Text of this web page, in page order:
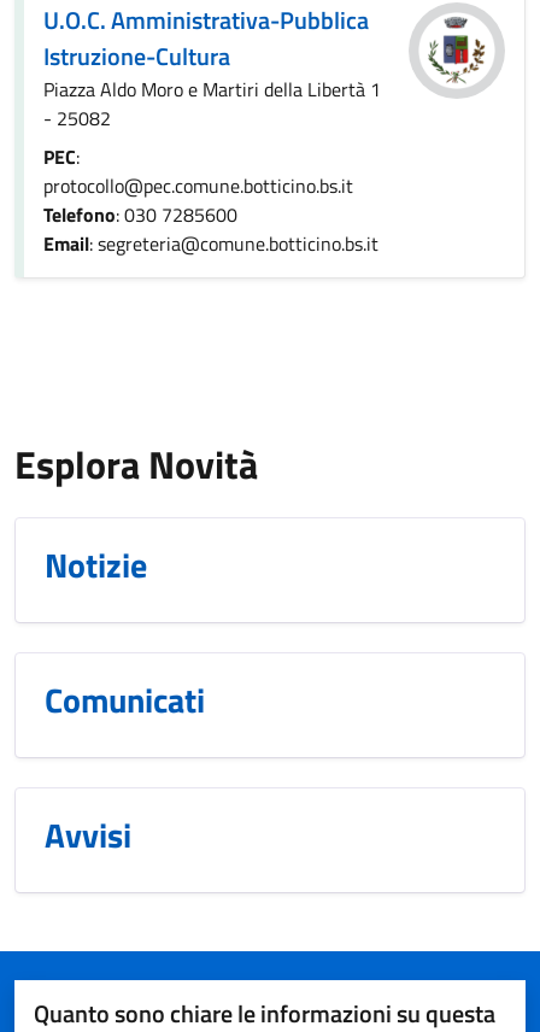
U.O.C. Amministrativa-Pubblica
Istruzione-Cultura
Piazza Aldo Moro e Martiri della Libertà 1
- 25082
PEC:
protocollo@pec.comune.botticino.bs.it
Telefono: 030 7285600
Email: segreteria@comune.botticino.bs.it
Esplora Novità
Notizie
Comunicati
Avvisi
Quanto sono chiare le informazioni su questa